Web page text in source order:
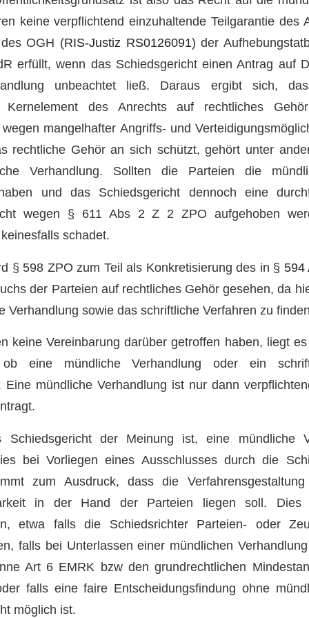
keine verpflichtend einzuhaltende Teilgarantie des
OGH (RIS-Justiz RS0126091) der
erfüllt, wenn das Schiedsgericht einen Antrag auf
unbeachtet ließ. Daraus ergibt sich,
Kernelement des Anrechts auf rechtliches
mangelhafter Angriffs- und
rechtliche Gehör an sich schützt, gehört unter
Verhandlung. Sollten die Parteien die
und das Schiedsgericht dennoch eine
wegen § 611 Abs 2 Z 2 ZPO aufgehoben
schadet.
§ 598 ZPO zum Teil als Konkretisierung des in § 594
der Parteien auf rechtliches Gehör gesehen, da
Verhandlung sowie das schriftliche Verfahren zu
keine Vereinbarung darüber getroffen haben, liegt
ob eine mündliche Verhandlung oder ein
Eine mündliche Verhandlung ist nur dann
Schiedsgericht der Meinung ist, eine mündliche
bei Vorliegen eines Ausschlusses durch die
zum Ausdruck, dass die
in der Hand der Parteien liegen soll.
etwa falls die Schiedsrichter Parteien- oder
falls bei Unterlassen einer mündlichen
Art 6 EMRK bzw den grundrechtlichen
falls eine faire Entscheidungsfindung ohne
möglich ist.